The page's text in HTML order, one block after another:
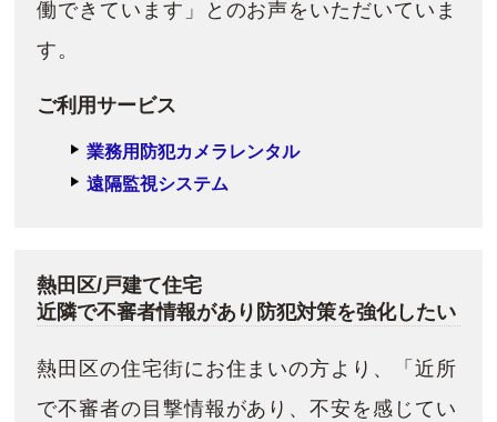
働できています」とのお声をいただいていま
す。
ご利用サービス
業務用防犯カメラレンタル
遠隔監視システム
熱田区/戸建て住宅
近隣で不審者情報があり防犯対策を強化したい
熱田区の住宅街にお住まいの方より、「近所
で不審者の目撃情報があり、不安を感じてい